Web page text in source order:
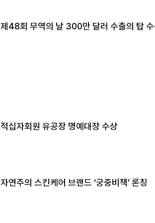
제48회 무역의 날 300만 달러 수출의 탑
적십자회원 유공장 명예대장 수상
자연주의 스킨케어 브랜드 ‘궁중비책’ 론칭